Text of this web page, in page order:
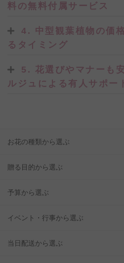
料の無料付属サービス
4. 中型観葉植物の価
るタイミング
5. 花選びやマナーも
ルジュによる有人サポー
お花の種類から選ぶ
贈る目的から選ぶ
予算から選ぶ
イベント・行事から選ぶ
当日配送から選ぶ